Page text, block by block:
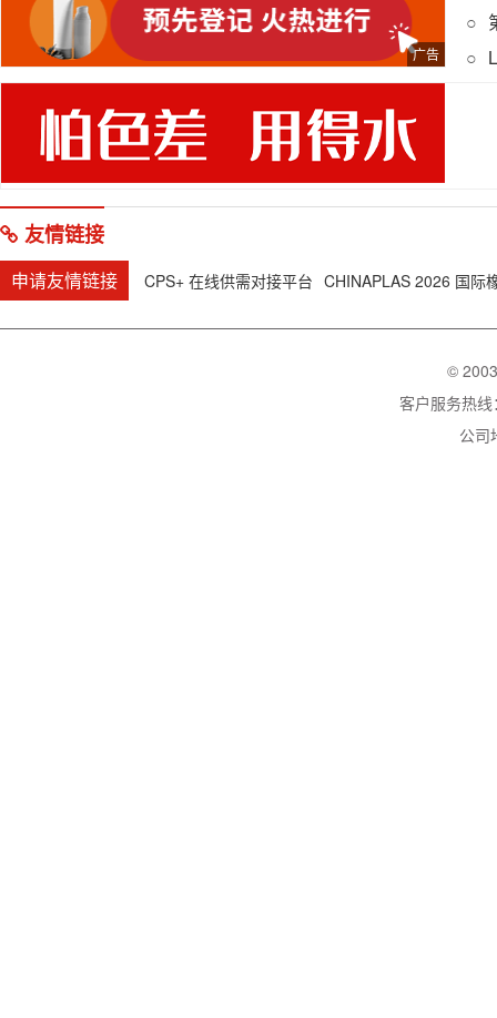
友情链接
申请友情链接 CPS+ 在线供需对接平台 CHINAPLAS 2026 国际
©
客户服务热
公司